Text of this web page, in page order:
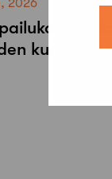
2026
kunniaksi